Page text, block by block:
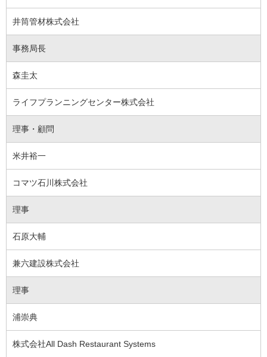
井筒管材株式会社
事務局長
森圭太
ライフプランニングセンター株式会社
理事・顧問
米井裕一
コマツ石川株式会社
理事
石原大輔
兼六建設株式会社
理事
浦崇典
株式会社All Dash Restaurant Systems